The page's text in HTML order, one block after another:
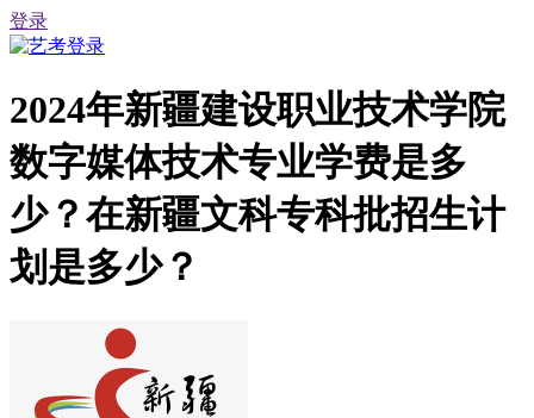
登录
2024年新疆建设职业技术学院
数字媒体技术专业学费是多
少？在新疆文科专科批招生计
划是多少？